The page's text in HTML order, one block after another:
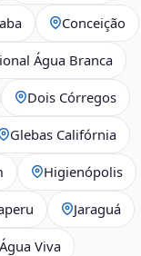
Conceição
Água Branca
Dois Córregos
Glebas Califórnia
Higienópolis
Jaraguá
Viva